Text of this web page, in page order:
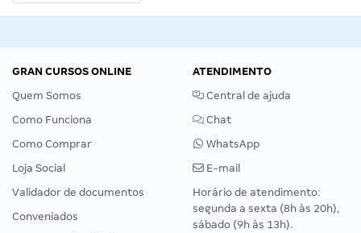
GRAN CURSOS ONLINE
Quem Somos
Como Funciona
Como Comprar
Loja Social
Validador de documentos
Conveniados
ATENDIMENTO
Central de ajuda
Chat
WhatsApp
E-mail
Horário de atendimento:
segunda a sexta (8h às 20h),
sábado (9h às 13h).